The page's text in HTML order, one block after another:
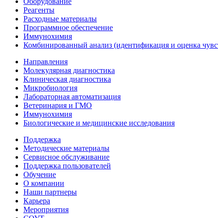
Реагенты
Расходные материалы
Программное обеспечение
Иммунохимия
Комбинированный анализ (идентификация и оценка
Направления
Молекулярная диагностика
Клиническая диагностика
Микробиология
Лабораторная автоматизация
Ветеринария и ГМО
Иммунохимия
Биологические и медицинские исследования
Поддержка
Методические материалы
Сервисное обслуживание
Поддержка пользователей
Обучение
О компании
Наши партнеры
Карьера
Мероприятия